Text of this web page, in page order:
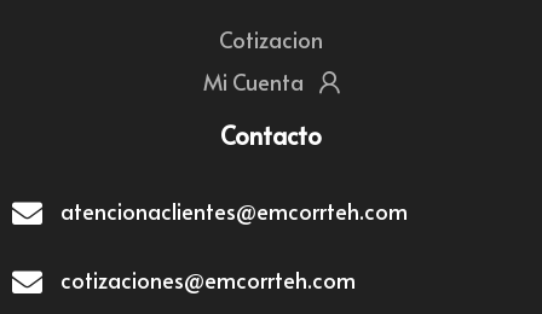
Cotizacion
Mi Cuenta
Contacto
atencionaclientes@emcorrteh.com
cotizaciones@emcorrteh.com